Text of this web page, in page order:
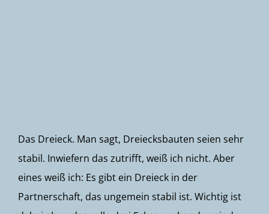
Das Dreieck. Man sagt, Dreiecksbauten seien sehr
stabil. Inwiefern das zutrifft, weiß ich nicht. Aber
eines weiß ich: Es gibt ein Dreieck in der
Partnerschaft, das ungemein stabil ist. Wichtig ist